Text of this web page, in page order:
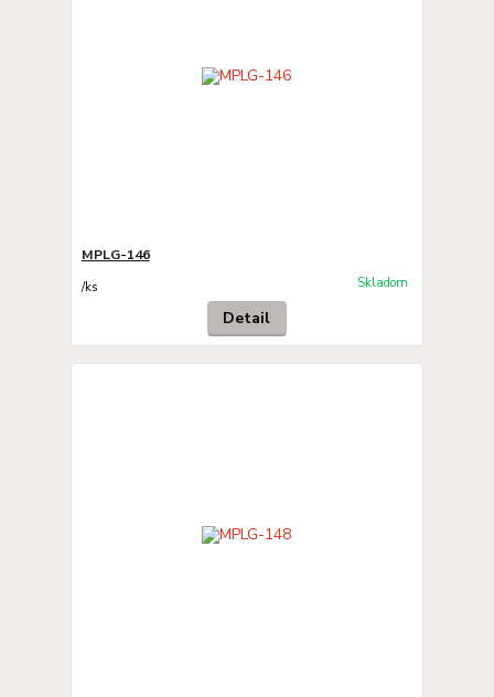
MPLG-146
/ks Skladom
Detail